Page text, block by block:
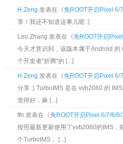
H Zeng 发表在《免ROOT开启Pixel 6/
享！我还不知道这事儿呢 :)
Leo Zhang 发表在《免ROOT开启
今天才意识到，该版本属于Android
个开发者“折腾”的 [...]
H Zeng 发表在《免ROOT开启Pixel 6/
分享 :) TurboIMS 是在 vvb2060 的
觉得好，麻 [...]
ffn 发表在《免ROOT开启Pixel 6/7/8/
按照最新更新使用了vvb2060的IMS，
个TurboIMS， [...]